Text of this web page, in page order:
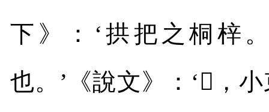
下》：‘拱把之桐梓
也。’《說文》：‘𢆞 ，